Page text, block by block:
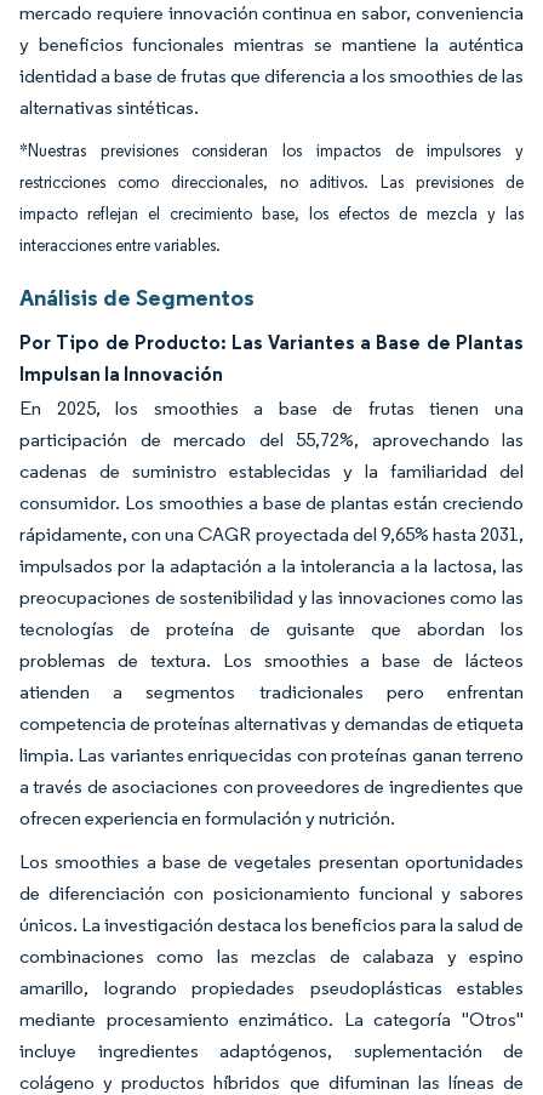
mercado requiere innovación continua en sabor, conveniencia
y beneficios funcionales mientras se mantiene la auténtica
identidad a base de frutas que diferencia a los smoothies de las
alternativas sintéticas.
*Nuestras previsiones consideran los impactos de impulsores y
restricciones como direccionales, no aditivos. Las previsiones de
impacto reflejan el crecimiento base, los efectos de mezcla y las
interacciones entre variables.
Análisis de Segmentos
Por Tipo de Producto: Las Variantes a Base de Plantas
Impulsan la Innovación
En 2025, los smoothies a base de frutas tienen una
participación de mercado del 55,72%, aprovechando las
cadenas de suministro establecidas y la familiaridad del
consumidor. Los smoothies a base de plantas están creciendo
rápidamente, con una CAGR proyectada del 9,65% hasta 2031,
impulsados por la adaptación a la intolerancia a la lactosa, las
preocupaciones de sostenibilidad y las innovaciones como las
tecnologías de proteína de guisante que abordan los
problemas de textura. Los smoothies a base de lácteos
atienden a segmentos tradicionales pero enfrentan
competencia de proteínas alternativas y demandas de etiqueta
limpia. Las variantes enriquecidas con proteínas ganan terreno
a través de asociaciones con proveedores de ingredientes que
ofrecen experiencia en formulación y nutrición.
Los smoothies a base de vegetales presentan oportunidades
de diferenciación con posicionamiento funcional y sabores
únicos. La investigación destaca los beneficios para la salud de
combinaciones como las mezclas de calabaza y espino
amarillo, logrando propiedades pseudoplásticas estables
mediante procesamiento enzimático. La categoría "Otros"
incluye ingredientes adaptógenos, suplementación de
colágeno y productos híbridos que difuminan las líneas de